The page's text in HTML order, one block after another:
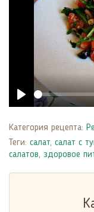
Play
Категория рецепта:
Теги: салат, салат с
салатов, здоровое